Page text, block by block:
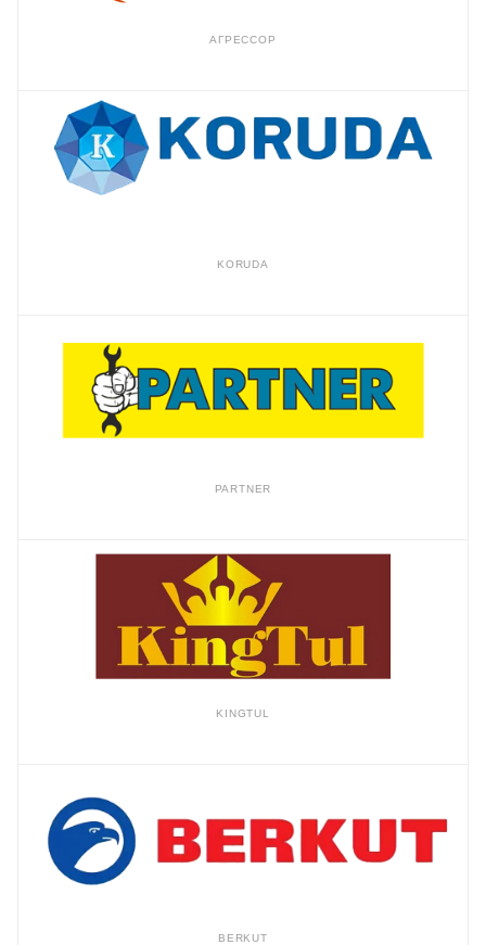
АГРЕССОР
KORUDA
PARTNER
KINGTUL
BERKUT